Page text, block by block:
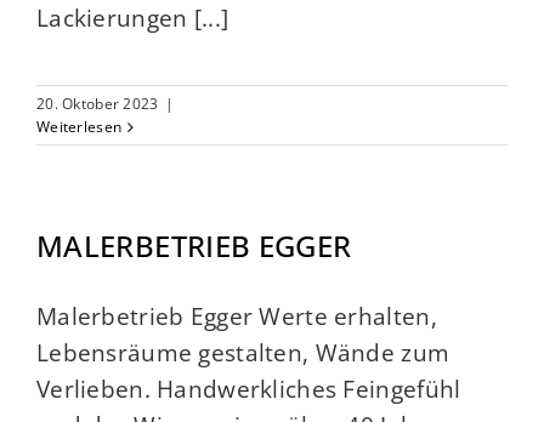
Lackierungen [...]
20. Oktober 2023 |
Weiterlesen
MALERBETRIEB EGGER
Malerbetrieb Egger Werte erhalten,
Lebensräume gestalten, Wände zum
Verlieben. Handwerkliches Feingefühl